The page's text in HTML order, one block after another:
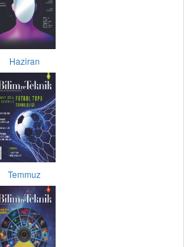
Haziran
Temmuz